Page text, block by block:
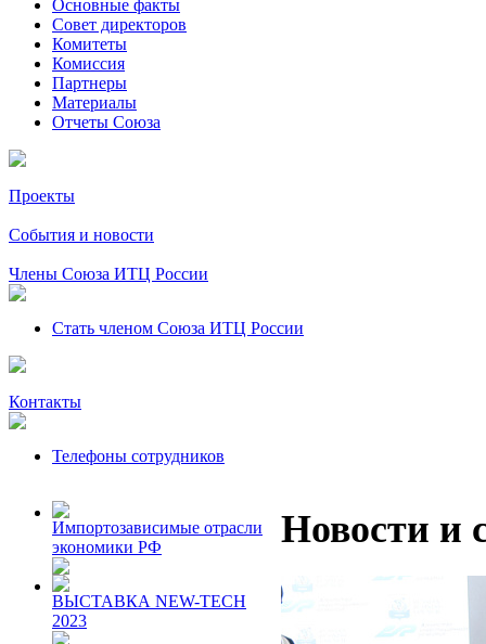
Основные факты
Совет директоров
Комитеты
Комиссия
Партнеры
Материалы
Отчеты Союза
Проекты
События и новости
Члены Союза ИТЦ России
Стать членом Союза ИТЦ России
Контакты
Телефоны сотрудников
Импортозависимые отрасли
экономики РФ
ВЫСТАВКА NEW-TECH
2023
Новости и